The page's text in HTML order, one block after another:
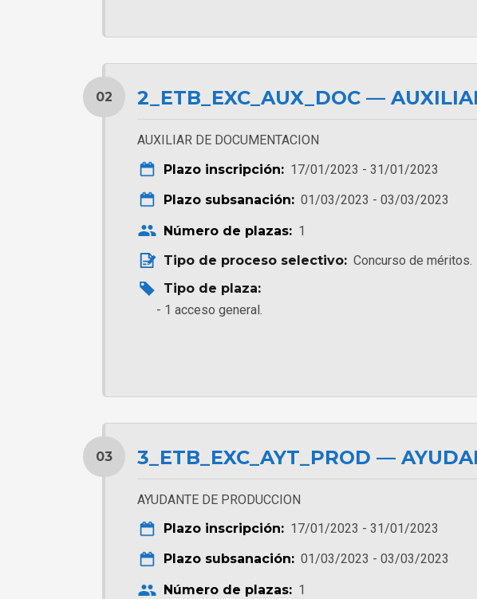
2_ETB_EXC_AUX_DOC —
02
AUXILIAR DE DOCUMENTACION
Plazo inscripción: 17/01/2023 - 31/01/2023
Plazo subsanación: 01/03/2023 - 03/03/2023
Número de plazas: 1
Tipo de proceso selectivo: Concurso de méritos.
Tipo de plaza:
1 acceso general.
3_ETB_EXC_AYT_PROD —
03
AYUDANTE DE PRODUCCION
Plazo inscripción: 17/01/2023 - 31/01/2023
Plazo subsanación: 01/03/2023 - 03/03/2023
Número de plazas: 1